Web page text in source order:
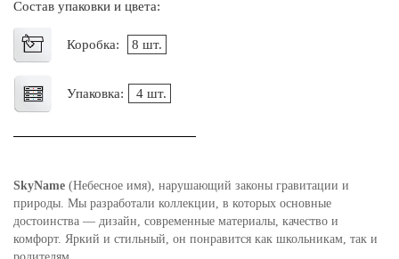
Состав упаковки и цвета:
Коробка: 8 шт.
Упаковка: 4 шт.
SkyName (Небесное имя), нарушающий законы гравитации и
природы. Мы разработали коллекции, в которых основные
достоинства — дизайн, современные материалы, качество и
комфорт. Яркий и стильный, он понравится как школьникам, так и